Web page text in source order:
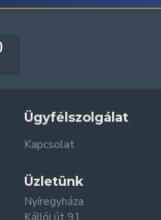
Ügyfélszolgálat
Kapcsolat
Üzletünk
Nyíregyháza
Kállói út 91.